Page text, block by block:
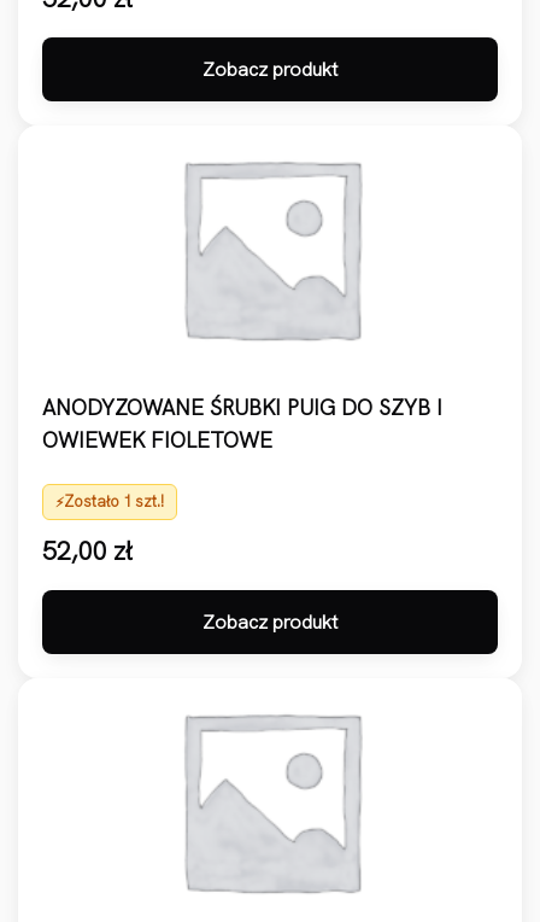
Zobacz produkt
ANODYZOWANE ŚRUBKI PUIG DO SZYB I
OWIEWEK FIOLETOWE
Zostało 1 szt.!
52,00 zł
Zobacz produkt